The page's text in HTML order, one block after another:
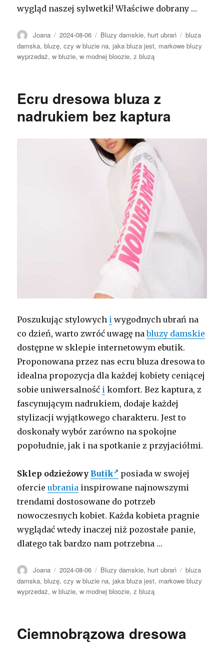
wygląd naszej sylwetki! Właściwe dobrany …
Autor
Joana Opublikowano
2024-08-06 Kategorie
Bluzy damskie, hurt ubrań Tagi
bluza
damska,bluzę,czy w bluzie na,jaka bluza jest, markowe bluzy
wyprzedaż,w bluzie,w modnej bloozie,z bluzą
Ecru dresowa bluza z
nadrukiem bez kaptura
Poszukując stylowych i wygodnych ubrań na
co dzień, warto zwróć uwagę nabluzy damskie
dostępne w sklepie internetowym ebutik.
Proponowana przez nas ecru bluza dresowa to
idealna propozycja dla każdej kobiety ceniącej
sobie uniwersalność i komfort. Bez kaptura, z
fascynującym nadrukiem, dodaje każdej
stylizacji wyjątkowego charakteru. Jest to
doskonały wybór zarówno na spokojne
popołudnie, jak i na spotkanie z przyjaciółmi.
Sklep odzieżowyButik
posiada w swojej
ofercieubrania inspirowane najnowszymi
trendami dostosowane do potrzeb
nowoczesnych kobiet. Każda kobieta pragnie
wyglądać wtedy inaczej niż pozostałe panie,
dlatego tak bardzo nam potrzebna …
Autor
Joana Opublikowano
2024-08-06 Kategorie
Bluzy damskie, hurt ubrań Tagi
bluza
damska,bluzę,czy w bluzie na,jaka bluza jest, markowe bluzy
wyprzedaż,w bluzie,w modnej bloozie,z bluzą
Ciemnobrązowa dresowa